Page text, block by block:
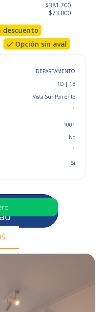
$381.700
$73.000
descuento
Opción sin aval
DEPARTAMENTO
1D | 1B
Vista Sur Poniente
1
1001
No
1
Sí
otra